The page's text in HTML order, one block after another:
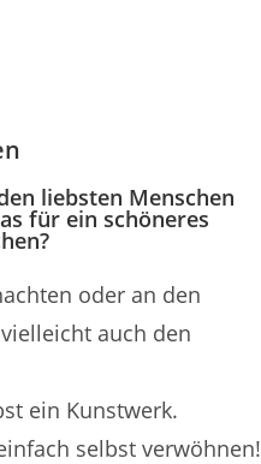
liebsten Menschen
für ein schöneres
oder an den
auch den
ein Kunstwerk.
selbst verwöhnen!